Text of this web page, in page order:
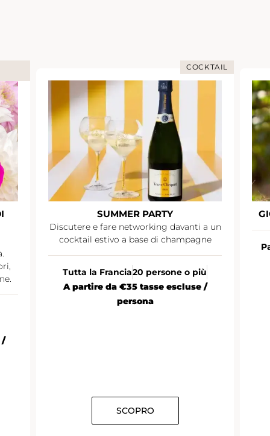
/
COCKTAIL
SUMMER PARTY
Discutere e fare networking davanti a un
cocktail estivo a base di champagne
Tutta la Francia20 persone o più
A partire da €35 tasse escluse /
persona
SCOPRO